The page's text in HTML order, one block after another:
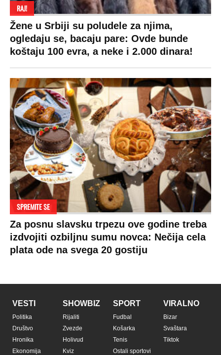
RAJ!
Žene u Srbiji su poludele za njima,
ogledaju se, bacaju pare: Ovde bunde
koštaju 100 evra, a neke i 2.000 dinara!
SPREMITE SE
Za posnu slavsku trpezu ove godine treba
izdvojiti ozbiljnu sumu novca: Nečija cela
plata ode na svega 20 gostiju
VESTI
Politika
Društvo
Hronika
Ekonomija
SHOWBIZ
Rijaliti
Zvezde
Holivud
Kviz
SPORT
Fudbal
Košarka
Tenis
Ostali sportovi
VIRALNO
Bizar
Svaštara
Tiktok